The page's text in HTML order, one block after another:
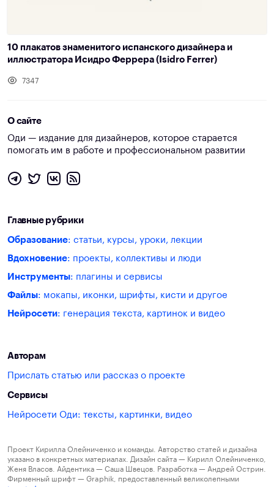
10 плакатов знаменитого испанского дизайнера и
иллюстратора Исидро Феррера (Isidro Ferrer)
7347
О сайте
Оди — издание для дизайнеров, которое старается
помогать им в работе и профессиональном развитии
Главные рубрики
Образование: статьи, курсы, уроки, лекции
Вдохновение: проекты, коллективы и люди
Инструменты: плагины и сервисы
Файлы: мокапы, иконки, шрифты, кисти и другое
Нейросети: генерация текста, картинок и видео
Авторам
Прислать статью или рассказ о проекте
Сервисы
Нейросети Оди: тексты, картинки, видео
Проект Кирилла Олейниченко и команды. Авторство статей и дизайна
указано в конкретных материалах. Дизайн сайта — Кирилл Олейниченко,
Женя Власов. Айдентика — Саша Швецов. Разработка — Андрей Острин.
Фирменный шрифт — Graphik, предоставленный великолепными